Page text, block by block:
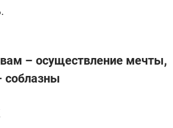
– осуществление мечты,
соблазны